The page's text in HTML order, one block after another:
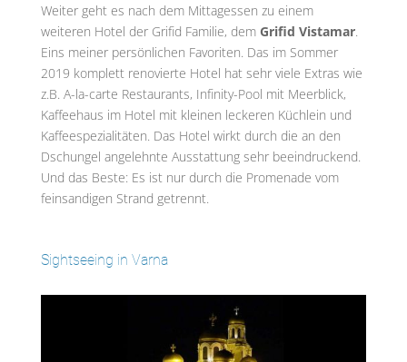
Weiter geht es nach dem Mittagessen zu einem
weiteren Hotel der Grifid Familie, dem Grifid Vistamar.
Eins meiner persönlichen Favoriten. Das im Sommer
2019 komplett renovierte Hotel hat sehr viele Extras wie
z.B. A-la-carte Restaurants, Infinity-Pool mit Meerblick,
Kaffeehaus im Hotel mit kleinen leckeren Küchlein und
Kaffeespezialitäten. Das Hotel wirkt durch die an den
Dschungel angelehnte Ausstattung sehr beeindruckend.
Und das Beste: Es ist nur durch die Promenade vom
feinsandigen Strand getrennt.
Sightseeing in Varna